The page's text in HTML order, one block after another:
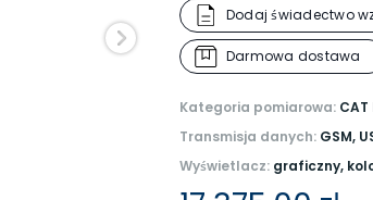
Dodaj świadectwo
Darmowa dostawa
Kategoria pomiarowa: CAT
Transmisja danych: GSM,
Wyświetlacz: graficzny,